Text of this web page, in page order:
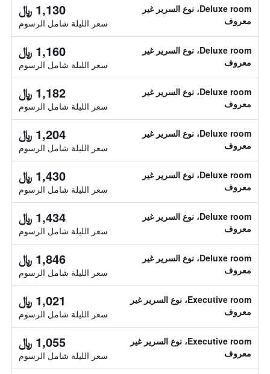
Deluxe room، نوع السرير غير
معروف
1,130 ﷼
سعر الليلة شامل الرسوم
Deluxe room، نوع السرير غير
معروف
1,160 ﷼
سعر الليلة شامل الرسوم
Deluxe room، نوع السرير غير
معروف
1,182 ﷼
سعر الليلة شامل الرسوم
Deluxe room، نوع السرير غير
معروف
1,204 ﷼
سعر الليلة شامل الرسوم
Deluxe room، نوع السرير غير
معروف
1,430 ﷼
سعر الليلة شامل الرسوم
Deluxe room، نوع السرير غير
معروف
1,434 ﷼
سعر الليلة شامل الرسوم
Deluxe room، نوع السرير غير
معروف
1,846 ﷼
سعر الليلة شامل الرسوم
Executive room، نوع السرير غير
معروف
1,021 ﷼
سعر الليلة شامل الرسوم
Executive room، نوع السرير غير
معروف
1,055 ﷼
سعر الليلة شامل الرسوم